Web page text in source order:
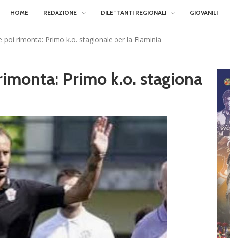
HOME REDAZIONE DILETTANTI REGIONALI GIOVANILI
poi rimonta: Primo k.o. stagionale per la Flaminia
Primo k.o. stagiona